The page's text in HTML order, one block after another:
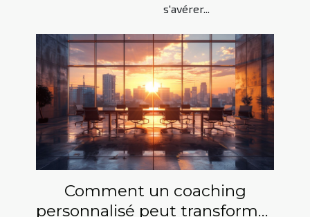
s'avérer...
Comment un coaching
personnalisé peut transformer